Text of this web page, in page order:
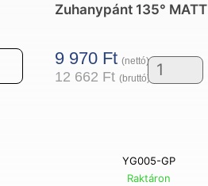
Zuhanypánt 135°
9 970 Ft (nettó)
12 662 Ft (bruttó)
ARANY
YG005-GP
Raktáron